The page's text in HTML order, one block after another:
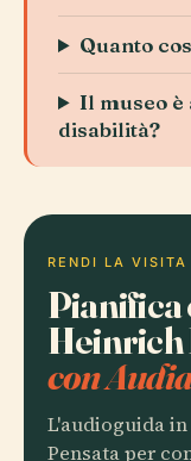
Quanto
Il museo è
disabilità?
RENDI LA VISITA
Pianifica
Heinrich
con
L'audioguida
Pensata per